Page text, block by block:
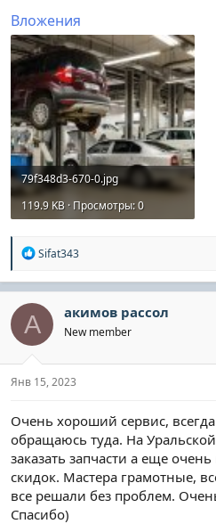
Вложения
79f348d3-670-0.jpg
119.9 KB · Просмотры: 0
Р
а
к
ц
и
и
Sifat343
А акимов рассол
New member
Янв 15, 2023
Очень хороший сервис,
обращаюсь туда. На
заказать запчасти а еще
скидок. Мастера грамотные,
все решали без проблем.
Спасибо)